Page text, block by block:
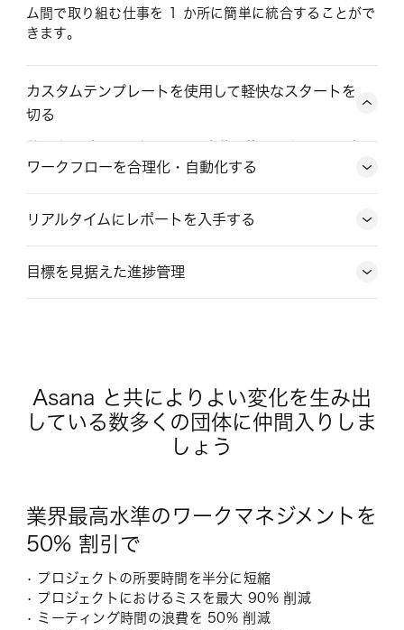
ム間で取り組む仕事を 1 か所に簡単に統合することがで
きます。
カスタムテンプレートを使用して軽快なスタートを
切る
ートに変換することで、毎回のプロジェクトを円滑に進
ワークフローを合理化・自動化する
リアルタイムにレポートを入手する
目標を見据えた進捗管理
詳しく見る
Asana と共によりよい変化を生み出
している数多くの団体に仲間入りしま
しょう
業界最高水準のワークマネジメントを
50% 割引で
• プロジェクトの所要時間を半分に短縮
• プロジェクトにおけるミスを最大 90% 削減
• ミーティング時間の浪費を 50% 削減